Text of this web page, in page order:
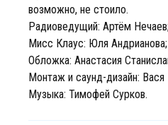
возможно, не стоило.
Радиоведущий: Артём
Мисс Клаус: Юля Андрианова;
Обложка: Анастасия
Монтаж и саунд-дизайн: Вася
Музыка: Тимофей Сурков.